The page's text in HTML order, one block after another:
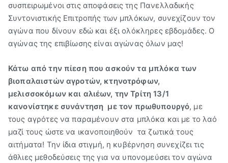
συσπειρωμένοι στις αποφάσεις της Πανελλαδικής
Συντονιστικής Επιτροπής των μπλόκων, συνεχίζουν τον
αγώνα που δίνουν εδώ και έξι ολόκληρες εβδομάδες. Ο
αγώνας της επιβίωσης είναι αγώνας όλων μας!
Κάτω από την πίεση που ασκούν τα μπλόκα των
βιοπαλαιστών αγροτών, κτηνοτρόφων,
μελισσοκόμων και αλιέων, την Τρίτη 13/1
κανονίστηκε συνάντηση με τον πρωθυπουργό, με
τους αγρότες να παραμένουν στα μπλόκα και με το λαό
μαζί τους ώστε να ικανοποιηθούν τα ζωτικά τους
αιτήματα! Την ίδια στιγμή, η κυβέρνηση συνεχίζει τις
άθλιες μεθοδεύσεις της για να υπονομεύσει τον αγώνα